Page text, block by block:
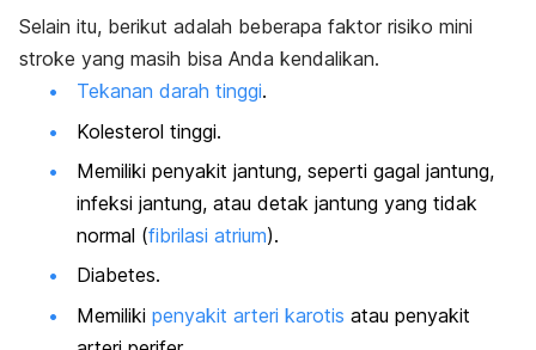
Selain itu, berikut adalah beberapa faktor risiko mini
stroke yang masih bisa Anda kendalikan.
Tekanan darah tinggi.
Kolesterol tinggi.
Memiliki penyakit jantung, seperti gagal jantung,
infeksi jantung, atau detak jantung yang tidak
normal (fibrilasi atrium).
Diabetes.
Memiliki penyakit arteri karotis atau penyakit